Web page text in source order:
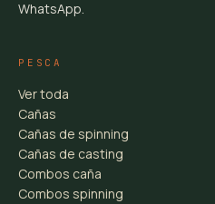
WhatsApp.
PESCA
Ver toda
Cañas
Cañas de spinning
Cañas de casting
Combos caña
Combos spinning